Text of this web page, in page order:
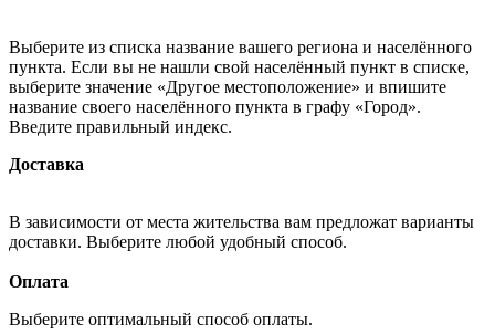
Выберите из списка название вашего региона и населённого
пункта. Если вы не нашли свой населённый пункт в списке,
выберите значение «Другое местоположение» и впишите
название своего населённого пункта в графу «Город».
Введите правильный индекс.
Доставка
В зависимости от места жительства вам предложат варианты
доставки. Выберите любой удобный способ.
Оплата
Выберите оптимальный способ оплаты.